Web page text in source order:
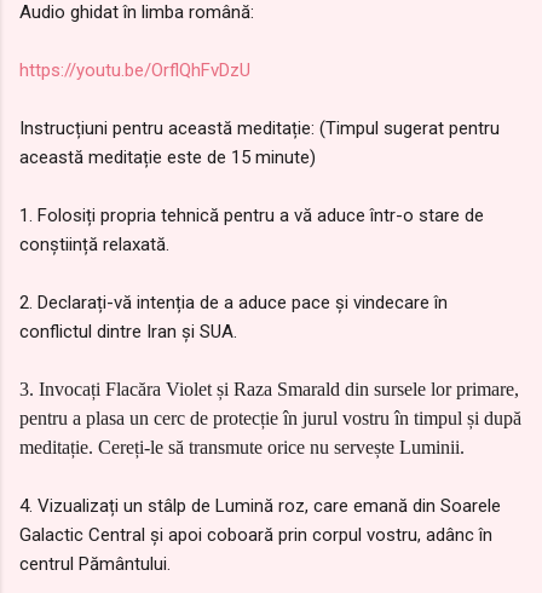
Audio ghidat în limba română:
https://youtu.be/OrflQhFvDzU
Instrucțiuni pentru această meditație: (Timpul sugerat pentru
această meditație este de 15 minute)
1. Folosiți propria tehnică pentru a vă aduce într-o stare de
conștiință relaxată.
2. Declarați-vă intenția de a aduce pace și vindecare în
conflictul dintre Iran și SUA.
3. Invocați Flacăra Violet și Raza Smarald din sursele lor primare,
pentru a plasa un cerc de protecție în jurul vostru în timpul și după
meditație. Cereți-le să transmute orice nu servește Luminii.
4. Vizualizați un stâlp de Lumină roz, care emană din Soarele
Galactic Central și apoi coboară prin corpul vostru, adânc în
centrul Pământului.